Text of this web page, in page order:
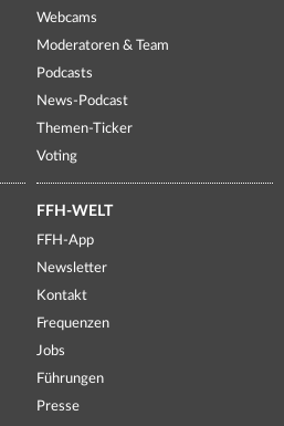
Webcams
Moderatoren & Team
Podcasts
News-Podcast
Themen-Ticker
Voting
FFH-WELT
FFH-App
Newsletter
Kontakt
Frequenzen
Jobs
Führungen
Presse